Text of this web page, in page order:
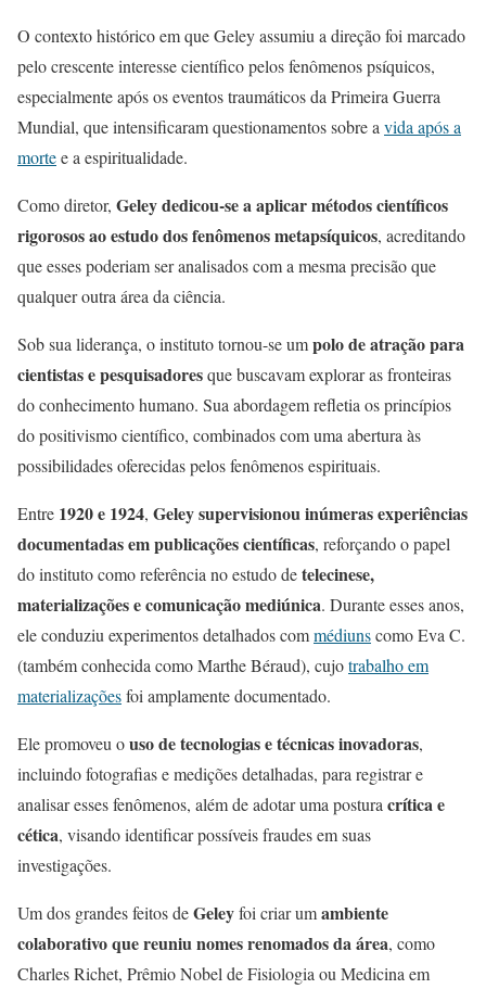
O contexto histórico em que Geley assumiu a direção foi marcado
pelo crescente interesse científico pelos fenômenos psíquicos,
especialmente após os eventos traumáticos da Primeira Guerra
Mundial, que intensificaram questionamentos sobre a vida após a
mortee a espiritualidade.
Como diretor, Geley dedicou-se a aplicar métodos científicos
rigorosos ao estudo dos fenômenos metapsíquicos, acreditando
que esses poderiam ser analisados com a mesma precisão que
qualquer outra área da ciência.
Sob sua liderança, o instituto tornou-se umpolo de atração para
cientistas e pesquisadoresque buscavam explorar as fronteiras
do conhecimento humano. Sua abordagem refletia os princípios
do positivismo científico, combinados com uma abertura às
possibilidades oferecidas pelos fenômenos espirituais.
Entre 1920 e 1924, Geley supervisionou inúmeras experiências
documentadas em publicações científicas, reforçando o papel
do instituto como referência no estudo detelecinese,
materializações e comunicação mediúnica. Durante esses anos,
ele conduziu experimentos detalhados commédiunscomo Eva C.
(também conhecida como Marthe Béraud), cujotrabalho em
materializaçõesfoi amplamente documentado.
Ele promoveu ouso de tecnologias e técnicas inovadoras,
incluindo fotografias e medições detalhadas, para registrar e
analisar esses fenômenos, além de adotar uma postura crítica e
cética, visando identificar possíveis fraudes em suas
investigações.
Um dos grandes feitos deGeleyfoi criar umambiente
colaborativo que reuniu nomes renomados da área, como
Charles Richet, Prêmio Nobel de Fisiologia ou Medicina em